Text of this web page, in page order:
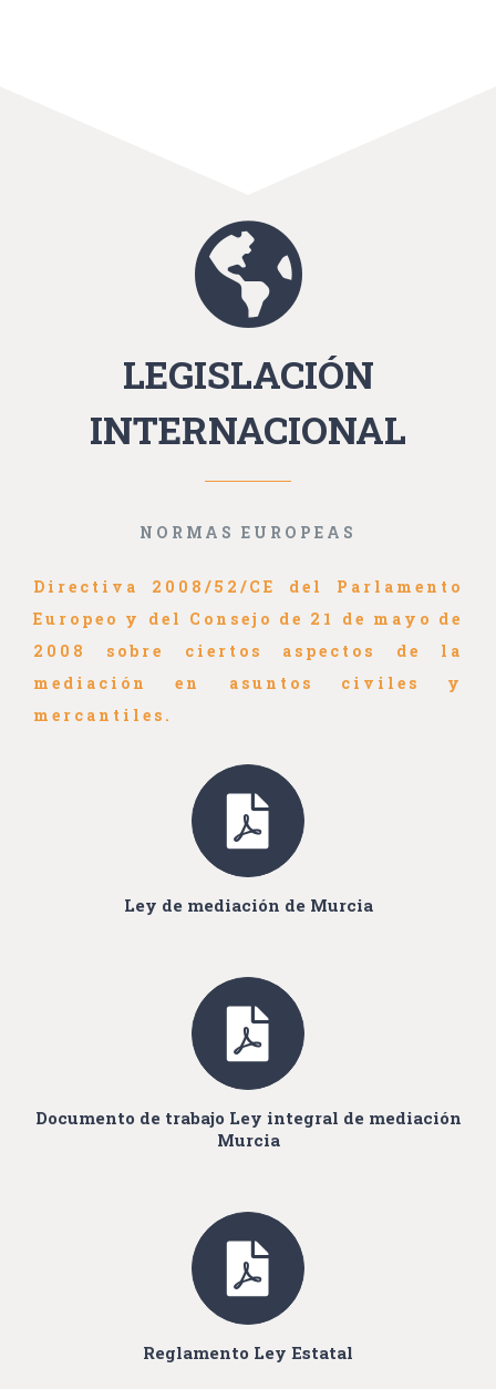
LEGISLACIÓN
INTERNACIONAL
NORMAS EUROPEAS
Directiva 2008/52/CE del Parlamento
Europeo y del Consejo de 21 de mayo de
2008 sobre ciertos aspectos de la
mediación en asuntos civiles y
mercantiles.
Ley de mediación de Murcia
Documento de trabajo Ley integral de mediación
Murcia
Reglamento Ley Estatal